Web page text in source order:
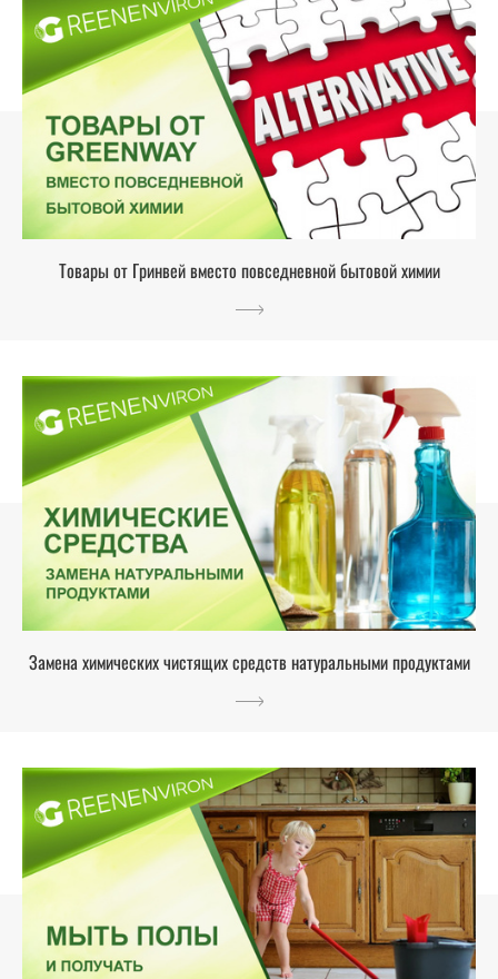
Товары от Гринвей вместо повседневной бытовой химии
Замена химических чистящих средств натуральными продуктами